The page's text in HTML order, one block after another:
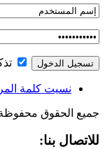
نسيت كلمة
جميع الحقوق محفوظة © 2020 فاشونايد موقع تصميم الازياء واعداد باترون
للاتصال بنا: